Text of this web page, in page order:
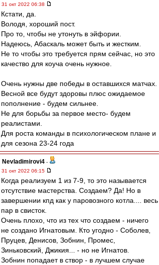
31 окт 2022 06:38
Кстати, да.
Володя, хороший пост.
Про то, чтобы не утонуть в эйфории.
Надеюсь, Абаскаль может быть и жестким.
Не то чтобы это требуется прям сейчас, но это
качество для коуча очень нужное.
Очень нужны две победы в оставшихся матчах.
Весной все будут здоровы плюс ожидаемое
пополнение - будем сильнее.
Не для борьбы за первое место- будем
реалистами.
Для роста команды в психологическом плане и
для сезона 23-24 года
Nevladimirovi4 -
31 окт 2022 06:15
Когда реализуем 1 из 7-9, то это называется
отсутствие мастерства. Создаем? Да! Но в
завершении кпд как у паровозного котла.... весь
пар в свисток.
Очень плохо, что из тех что создаем - ничего
не создано Игнатовым. Кто угодно - Соболев,
Пруцев, Денисов, Зобнин, Промес,
Зиньковский, Джикия... - но не Игнатов.
Зобнин попадает в створ - в лучшем случае